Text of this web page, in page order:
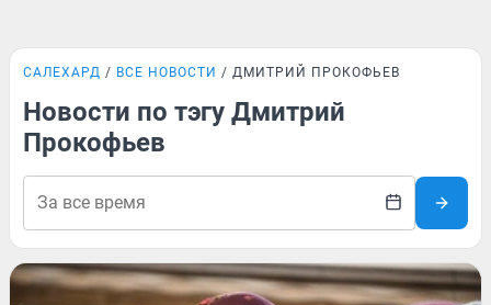
САЛЕХАРД ВСЕ НОВОСТИ ДМИТРИЙ ПРОКОФЬЕВ
Новости по тэгу Дмитрий
Прокофьев